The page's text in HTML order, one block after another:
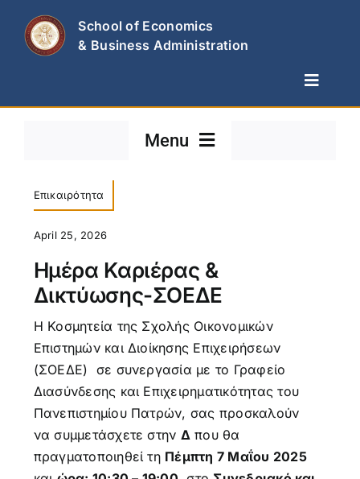
content
School of Economics
& Business Administration
Toggle
Studies & Research
News
Contact Us
Menu
Προκηρύξεις
Επικαιρότητα
April 25, 2026
Ημέρα Καριέρας &
Δικτύωσης-ΣΟΕΔΕ
H Κοσμητεία της Σχολής Οικονομικών
Επιστημών και Διοίκησης Επιχειρήσεων
(ΣΟΕΔΕ) σε συνεργασία με το Γραφείο
Διασύνδεσης και Επιχειρηματικότητας του
Πανεπιστημίου Πατρών, σας προσκαλούν
να συμμετάσχετε στην Δπου θα
πραγματοποιηθεί τη Πέμπτη 7 Μαΐου 2025